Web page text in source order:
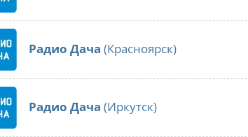
Радио Дача (Красноярск)
Радио Дача (Иркутск)